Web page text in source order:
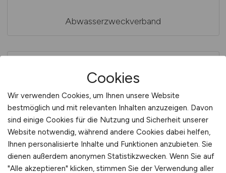
Abwasserzweckverband
Abwasserzweckverband (AZV) für die
Reinhaltung der Parthe
Cookies
Wir verwenden Cookies, um Ihnen unsere Website
bestmöglich und mit relevanten Inhalten anzuzeigen. Davon
sind einige Cookies für die Nutzung und Sicherheit unserer
Website notwendig, während andere Cookies dabei helfen,
Ihnen personalisierte Inhalte und Funktionen anzubieten. Sie
dienen außerdem anonymen Statistikzwecken. Wenn Sie auf
"Alle akzeptieren" klicken, stimmen Sie der Verwendung aller